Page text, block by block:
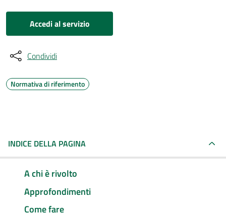
Accedi al servizio
Condividi
Normativa di riferimento
INDICE DELLA PAGINA
A chi è rivolto
Approfondimenti
Come fare